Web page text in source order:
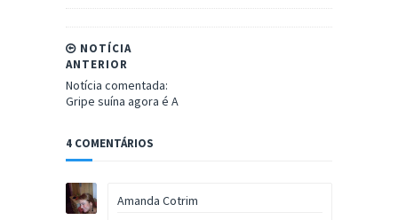
NOTÍCIA
ANTERIOR
Notícia comentada:
Gripe suína agora é A
4 COMENTÁRIOS
Amanda Cotrim